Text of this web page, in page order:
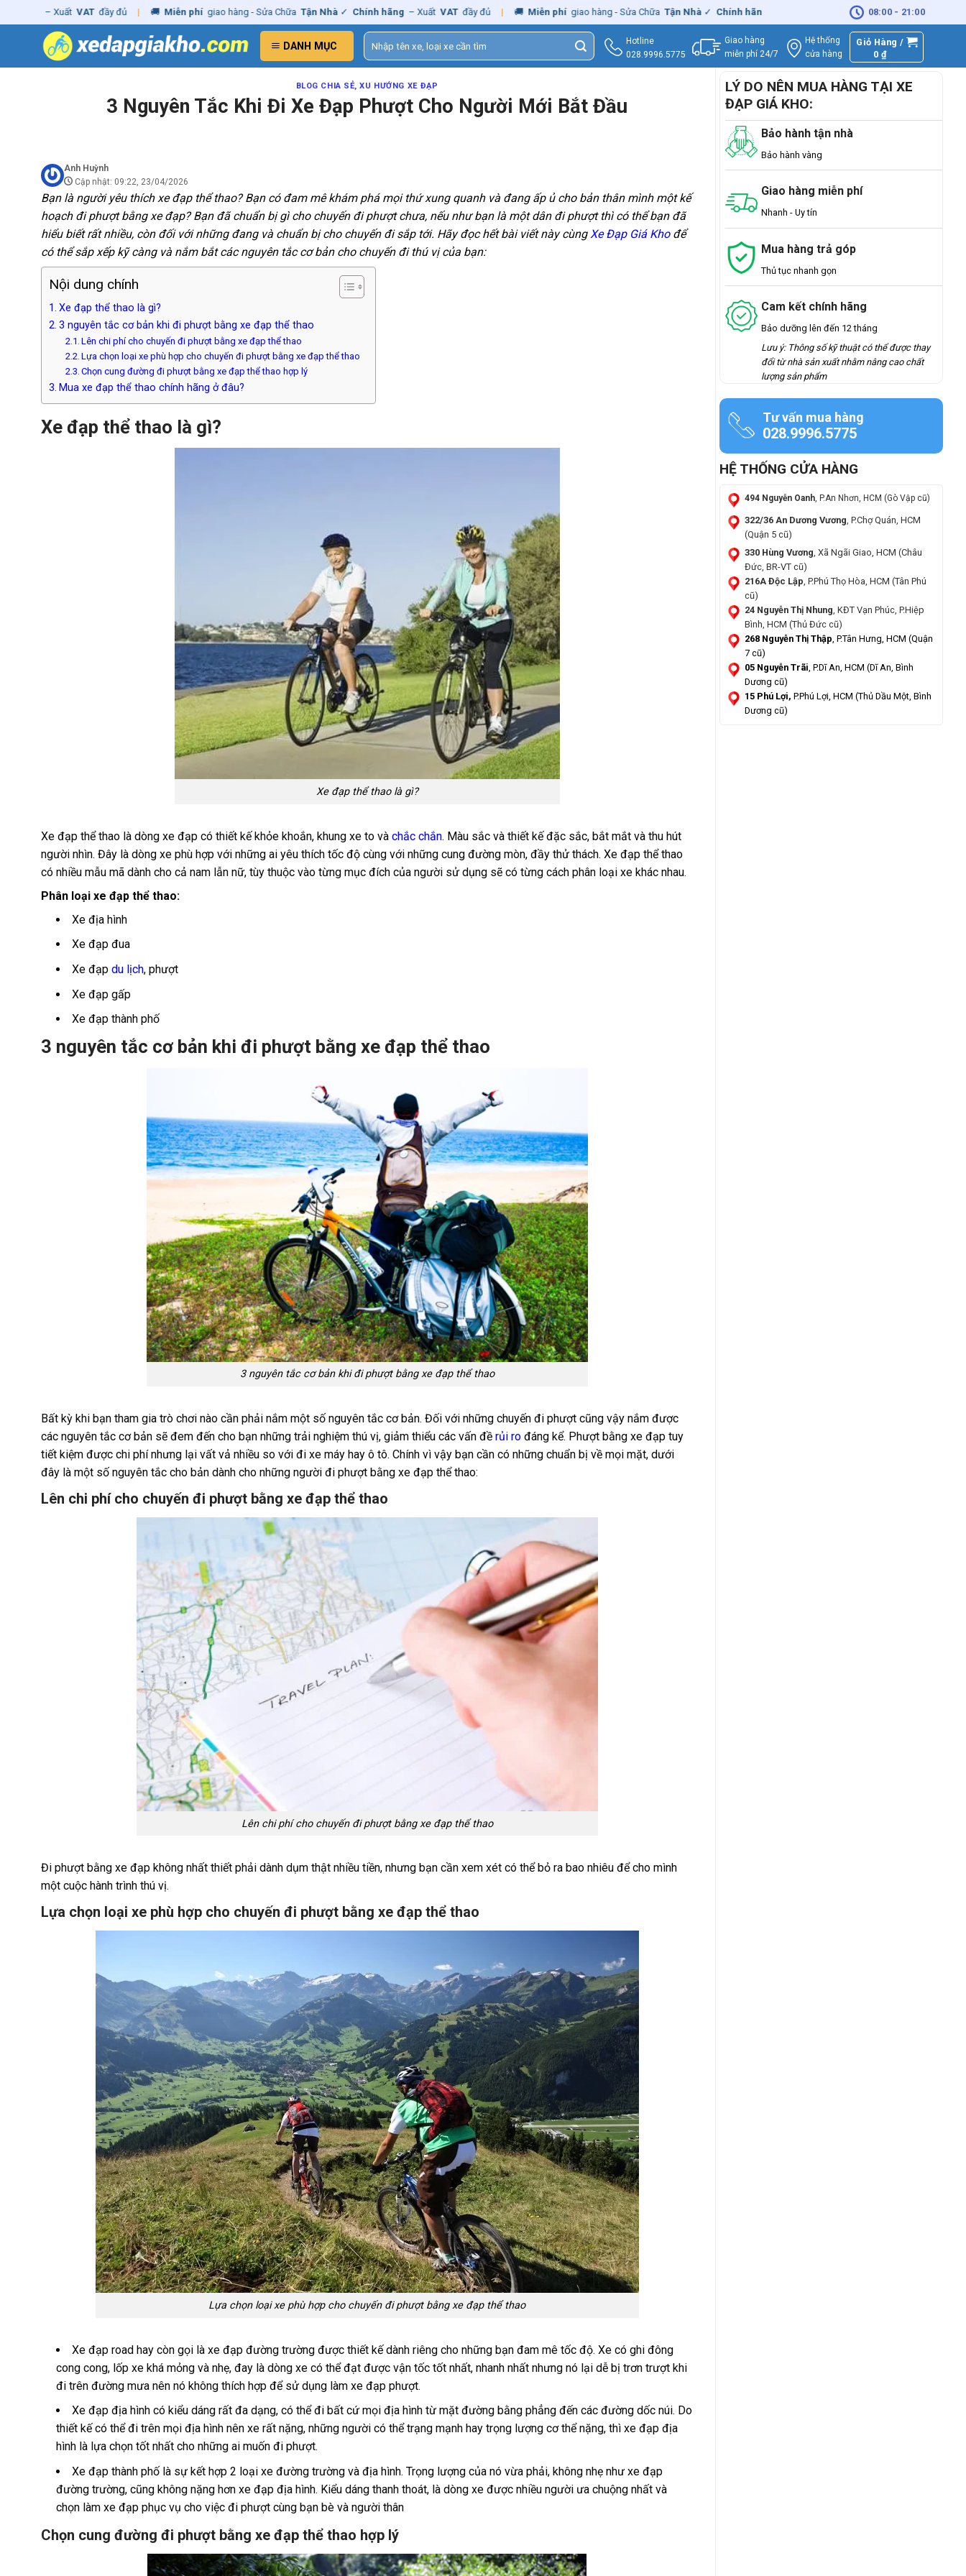
to
VAT đầy đủ | 🚚 Miễn phí giao hàng - Sửa Chữa Tận Nhà ✓ Chính hãng – Xuất VAT đầy đủ | 🚚 Miễn phí giao hàng - Sửa Chữa Tận Nhà ✓ Chính hãng – Xuất Miễn phí giao hàng - Sửa
08:00 - 21:00
DANH MỤC
Tìm
kiếm:
Hotline
028.9996.5775
Giao hàng
miễn phí 24/7
Hệ thống
cửa hàng
Giỏ Hàng /
0 ₫
BLOG CHIA SẺ,XU HƯỚNG XE ĐẠP
3 Nguyên Tắc Khi Đi Xe Đạp Phượt Cho Người Mới Bắt Đầu
Anh Huỳnh
Cập nhật: 09:22, 23/04/2026
Bạn là người yêu thích xe đạp thể thao? Bạn có đam mê khám phá mọi thứ xung quanh và đang ấp ủ cho bản thân mình một kế
hoạch đi phượt bằng xe đạp? Bạn đã chuẩn bị gì cho chuyến đi phượt chưa, nếu như bạn là một dân đi phượt thì có thể bạn đã
hiểu biết rất nhiều, còn đối với những đang và chuẩn bị cho chuyến đi sắp tới. Hãy đọc hết bài viết này cùng Xe Đạp Giá Khođể
có thể sắp xếp kỹ càng và nắm bắt các nguyên tắc cơ bản cho chuyến đi thú vị của bạn:
Nội dung chính
Xe đạp thể thao là gì?
3 nguyên tắc cơ bản khi đi phượt bằng xe đạp thể thao
Lên chi phí cho chuyến đi phượt bằng xe đạp thể thao
Lựa chọn loại xe phù hợp cho chuyến đi phượt bằng xe đạp thể thao
Chọn cung đường đi phượt bằng xe đạp thể thao hợp lý
Mua xe đạp thể thao chính hãng ở đâu?
Xe đạp thể thao là gì?
Xe đạp thể thao là gì?
Xe đạp thể thao là dòng xe đạp có thiết kế khỏe khoắn, khung xe to và chắc chắn. Màu sắc và thiết kế đặc sắc, bắt mắt và thu hút
người nhìn. Đây là dòng xe phù hợp với những ai yêu thích tốc độ cùng với những cung đường mòn, đầy thử thách. Xe đạp thể thao
có nhiều mẫu mã dành cho cả nam lẫn nữ, tùy thuộc vào từng mục đích của người sử dụng sẽ có từng cách phân loại xe khác nhau.
Phân loại xe đạp thể thao:
Xe địa hình
Xe đạp đua
Xe đạp du lịch, phượt
Xe đạp gấp
Xe đạp thành phố
3 nguyên tắc cơ bản khi đi phượt bằng xe đạp thể thao
3 nguyên tắc cơ bản khi đi phượt bằng xe đạp thể thao
Bất kỳ khi bạn tham gia trò chơi nào cần phải nắm một số nguyên tắc cơ bản. Đối với những chuyến đi phượt cũng vậy nắm được
các nguyên tắc cơ bản sẽ đem đến cho bạn những trải nghiệm thú vị, giảm thiểu các vấn đề rủi ro đáng kể. Phượt bằng xe đạp tuy
tiết kiệm được chi phí nhưng lại vất vả nhiều so với đi xe máy hay ô tô. Chính vì vậy bạn cần có những chuẩn bị về mọi mặt, dưới
đây là một số nguyên tắc cho bản dành cho những người đi phượt bằng xe đạp thể thao:
Lên chi phí cho chuyến đi phượt bằng xe đạp thể thao
Lên chi phí cho chuyến đi phượt bằng xe đạp thể thao
Đi phượt bằng xe đạp không nhất thiết phải dành dụm thật nhiều tiền, nhưng bạn cần xem xét có thể bỏ ra bao nhiêu để cho mình
một cuộc hành trình thú vị.
Lựa chọn loại xe phù hợp cho chuyến đi phượt bằng xe đạp thể thao
Lựa chọn loại xe phù hợp cho chuyến đi phượt bằng xe đạp thể thao
Xe đạp road hay còn gọi là xe đạp đường trường được thiết kế dành riêng cho những bạn đam mê tốc độ. Xe có ghi đông
cong cong, lốp xe khá mỏng và nhẹ, đay là dòng xe có thể đạt được vận tốc tốt nhất, nhanh nhất nhưng nó lại dễ bị trơn trượt khi
đi trên đường mưa nên nó không thích hợp để sử dụng làm xe đạp phượt.
Xe đạp địa hình có kiểu dáng rất đa dạng, có thể đi bất cứ mọi địa hình từ mặt đường bằng phẳng đến các đường dốc núi. Do
thiết kế có thể đi trên mọi địa hình nên xe rất nặng, những người có thể trạng mạnh hay trọng lượng cơ thể nặng, thì xe đạp địa
hình là lựa chọn tốt nhất cho những ai muốn đi phượt.
Xe đạp thành phố là sự kết hợp 2 loại xe đường trường và địa hình. Trọng lượng của nó vừa phải, không nhẹ như xe đạp
đường trường, cũng không nặng hơn xe đạp địa hình. Kiểu dáng thanh thoát, là dòng xe được nhiều người ưa chuộng nhất và
chọn làm xe đạp phục vụ cho việc đi phượt cùng bạn bè và người thân
Chọn cung đường đi phượt bằng xe đạp thể thao hợp lý
LÝ DO NÊN MUA HÀNG TẠI XE
ĐẠP GIÁ KHO:
Bảo hành tận nhà
Bảo hành vàng
Giao hàng miễn phí
Nhanh - Uy tín
Mua hàng trả góp
Thủ tục nhanh gọn
Cam kết chính hãng
Bảo dưỡng lên đến 12 tháng
Lưu ý: Thông số kỹ thuật có thể được thay
đổi từ nhà sản xuất nhằm nâng cao chất
lượng sản phẩm
Tư vấn mua hàng
028.9996.5775
HỆ THỐNG CỬA HÀNG
494 Nguyễn Oanh, P.An Nhơn, HCM (Gò Vập cũ)
322/36 An Dương Vương, P.Chợ Quán, HCM
(Quận 5 cũ)
330 Hùng Vương, Xã Ngãi Giao, HCM (Châu
Đức, BR-VT cũ)
216A Độc Lập, P.Phú Thọ Hòa, HCM (Tân Phú
cũ)
24 Nguyễn Thị Nhung, KĐT Vạn Phúc, P.Hiệp
Bình, HCM (Thủ Đức cũ)
268 Nguyễn Thị Thập, P.Tân Hưng, HCM (Quận
7 cũ)
05 Nguyễn Trãi, P.Dĩ An, HCM (Dĩ An, Bình
Dương cũ)
15 Phú Lợi, P.Phú Lợi, HCM (Thủ Dầu Một, Bình
Dương cũ)